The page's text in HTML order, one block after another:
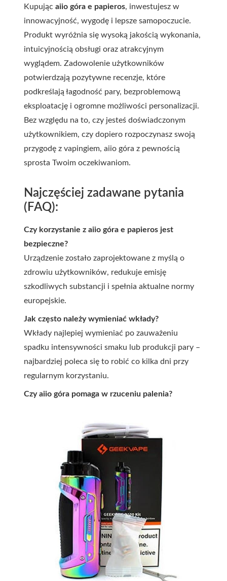
Kupując aiio góra e papieros, inwestujesz w
innowacyjność, wygodę i lepsze samopoczucie.
Produkt wyróżnia się wysoką jakością wykonania,
intuicyjnością obsługi oraz atrakcyjnym
wyglądem. Zadowolenie użytkowników
potwierdzają pozytywne recenzje, które
podkreślają łagodność pary, bezproblemową
eksploatację i ogromne możliwości personalizacji.
Bez względu na to, czy jesteś doświadczonym
użytkownikiem, czy dopiero rozpoczynasz swoją
przygodę z vapingiem, aiio góra z pewnością
sprosta Twoim oczekiwaniom.
Najczęściej zadawane pytania
(FAQ):
Czy korzystanie z aiio góra e papieros jest
bezpieczne?
Urządzenie zostało zaprojektowane z myślą o
zdrowiu użytkowników, redukuje emisję
szkodliwych substancji i spełnia aktualne normy
europejskie.
Jak często należy wymieniać wkłady?
Wkłady najlepiej wymieniać po zauważeniu
spadku intensywności smaku lub produkcji pary –
najbardziej poleca się to robić co kilka dni przy
regularnym korzystaniu.
Czy aiio góra pomaga w rzuceniu palenia?